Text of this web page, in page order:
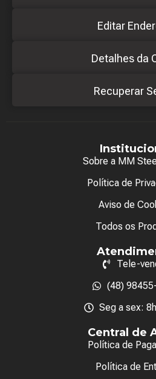
Editar
Detalhes da
Recuperar
Sobre a MM
Política de
Aviso de
Todos os
Tele-
(48)
Seg a sex:
Central de
Política de
Política de